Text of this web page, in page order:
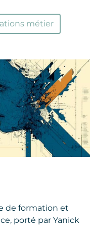
métier
de formation et
porté par Yanick